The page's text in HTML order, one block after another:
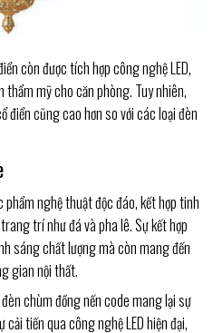
còn được tích hợp công nghệ LED,
mỹ cho căn phòng. Tuy nhiên,
cũng cao hơn so với các loại đèn
nghệ thuật độc đáo, kết hợp tinh
trí như đá và pha lê. Sự kết hợp
sáng chất lượng mà còn mang đến
gian nội thất.
chùm đồng nến code mang lại sự
tiến qua công nghệ LED hiện đại,